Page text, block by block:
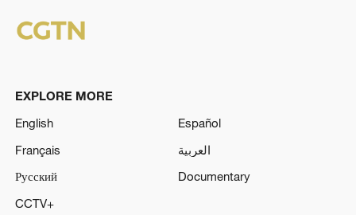
EXPLORE MORE
English
Español
Français
العربية
Русский
Documentary
CCTV+